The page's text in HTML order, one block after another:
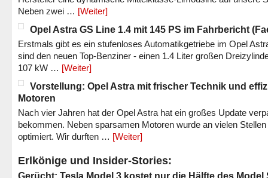
Neben zwei … [Weiter]
Opel Astra GS Line 1.4 mit 145 PS im Fahrbericht
Erstmals gibt es ein stufenloses Automatikgetriebe im Opel
sind den neuen Top-Benziner - einen 1.4 Liter großen
107 kW … [Weiter]
Vorstellung: Opel Astra mit frischer Technik und
Motoren
Nach vier Jahren hat der Opel Astra hat ein großes Update
bekommen. Neben sparsamen Motoren wurde an vielen Stellen
optimiert. Wir durften … [Weiter]
Erlkönige und Insider-Stories:
Gerücht: Tesla Model 3 kostet nur die Hälfte des Model